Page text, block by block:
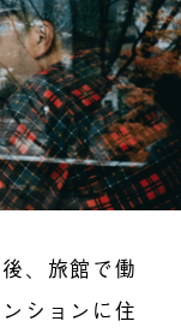
、旅館で働
ションに住